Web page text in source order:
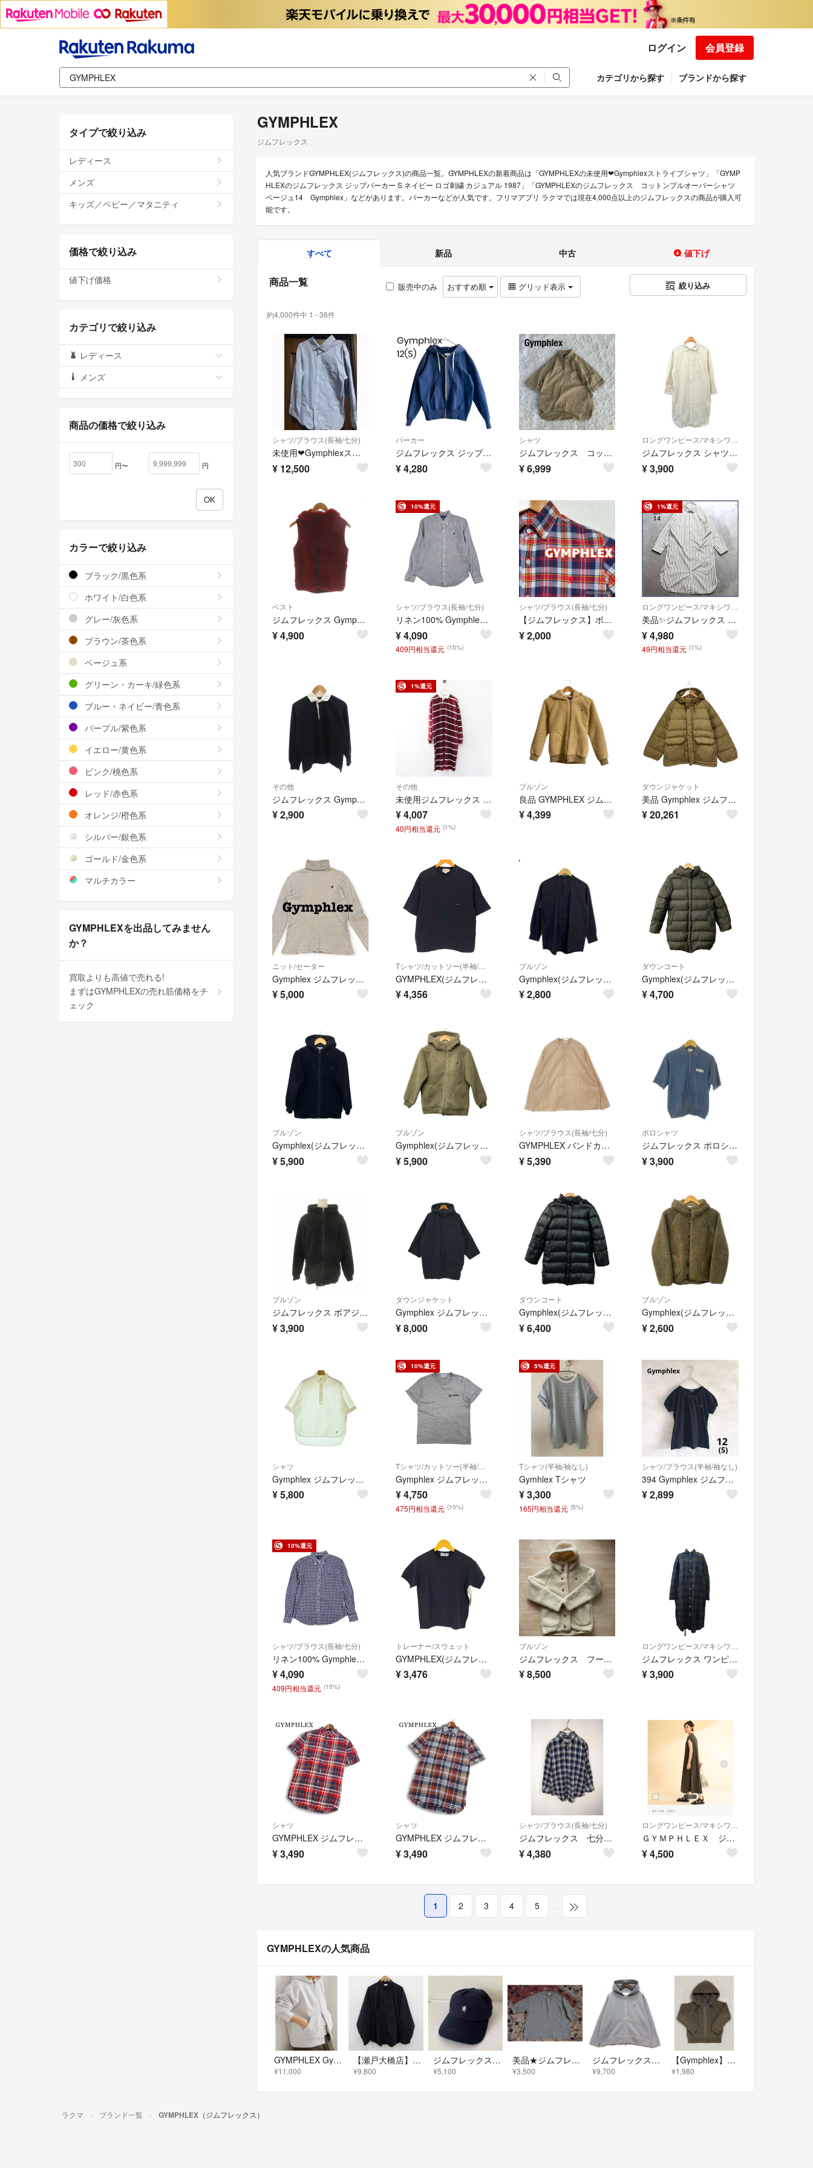
ログイン 会員登録
カテゴリから探す ブランドから探す
GYMPHLEX
ジムフレックス
人気ブランドGYMPHLEX(ジムフレックス)の商品一覧。GYMPHLEXの新着商品は「GYMPHLEXの未使用❤︎Gymphlexストライプシャツ」「GYMP
HLEXのジムフレックス ジップパーカー S ネイビー ロゴ刺繍 カジュアル 1987」「GYMPHLEXのジムフレックス コットンプルオーバーシャツ
ベージュ14 Gymphlex」などがあります。パーカーなどが人気です。フリマアプリ ラクマでは現在4,000点以上のジムフレックスの商品が購入可
能です。
すべて 新品 中古 値下げ
商品一覧 販売中のみ おすすめ順 グリッド表示 絞り込み
約4,000件中 1 - 36件
シャツ/ブラウス(長袖/七分)
未使用❤︎Gymphlexストライプシャツ
¥ 12,500
パーカー
ジムフレックス ジップパーカー S ネイビー ロゴ刺繍 カジュアル 1987
¥4,280
シャツ
ジムフレックス コットンプルオーバーシャツ ベージュ14 Gymphlex
¥6,999
ロングワンピース/マキシワンピース
ジムフレックス シャツ ワンピース 長袖 ロング コットン ストライプ 12
¥3,900
ベスト
ジムフレックス Gymphlex ボアベスト 12 赤 レッド フード付き
¥4,900
10%還元
シャツ/ブラウス(長袖/七分)
リネン100% Gymphlex ジムフレックス ストライプ BD ボタンダウン 長袖 シャツ ブラウス サイズ 14 /ホワイト×グレー系 レディース
¥4,090
409円相当還元 (10%)
シャツ/ブラウス(長袖/七分)
【ジムフレックス】ボタンダウン チェック 長袖シャツ、S〜M相当、紺、白、赤、黄
¥2,000
1%還元
美品✨ジムフレックス ストライプ シャツワンピース 14 LC刺繍 ロング
¥4,980
49円相当還元 (1%)
その他
ジムフレックス Gymphlex ポロトレーナー 14 紺 ネイビー 無地
¥2,900
1%還元
その他
未使用ジムフレックス Gymphlex ラガーシャツワンピース12 ボルドー×ホワイト∥コットン 長袖 ポロシャツ ロゴ【2400015083667】
¥4,007
40円相当還元 (1%)
ブルゾン
良品 GYMPHLEX ジムフレックス フーデッド ボアジャケット サイズ16 ベージュ レディース 古着 中古 USED
¥4,399
ダウンジャケット
美品 Gymphlex ジムフレックス ホワイトグースダウン フードジャケット サイズ12 カーキブラウン レディース 古着 中古 USED
¥20,261
ニット/セーター
Gymphlex ジムフレックス タートルネック 杢グレー グリフィン刺繍 Ｍ
¥5,000
Tシャツ/カットソー(半袖/袖なし)
GYMPHLEX(ジムフレックス) メンズ トップス Tシャツ・カットソー
¥4,356
ブルゾン
Gymphlex(ジムフレックス) ブルゾン サイズ12 L レディース インサレーション バンドカラー シャツ GY-B0011 黒 長袖/中綿/春/秋
¥2,800
ダウンコート
Gymphlex(ジムフレックス) ダウンコート サイズ16 XL レディース - ダークグレーベージュ 長袖/ジップアップ/冬
¥4,700
ブルゾン
Gymphlex(ジムフレックス) ブルゾン サイズ14 XL レディース ネイビー ボア/冬物
¥5,900
ブルゾン
Gymphlex(ジムフレックス) ブルゾン サイズ14 XL レディース美品 カーキ ボア/冬物
¥5,900
シャツ/ブラウス(長袖/七分)
GYMPHLEX バンドカラーショートシャツ ストライプ ブラウス シャツ ベージュ ホワイト レディース ジムフレックス【中古】6-0719M∞
¥5,390
ポロシャツ
ジムフレックス ポロシャツ M 青 ブルー ハーフジップ 半袖 /AO29
¥3,900
ブルゾン
ジムフレックス ボアジャケット 上着 14 黒 フード付き ジップアップ 長袖
¥3,900
ダウンジャケット
Gymphlex ジムフレックス ダウンジャケット/ダウンベスト M 紺 【古着】【中古】【送料無料】
¥8,000
ダウンコート
Gymphlex(ジムフレックス) ダウンコート レディース - 黒 長袖/冬
¥6,400
ブルゾン
Gymphlex(ジムフレックス) ブルゾン サイズ16 XL レディース - カーキ 長袖/ボア/冬
¥2,600
シャツ
Gymphlex ジムフレックス カジュアルシャツ S 白 【古着】【中古】【送料無料】
¥5,800
10%還元
Tシャツ/カットソー(半袖/袖なし)
Gymphlex ジムフレックス ワンポイント 刺繍 半袖 Tシャツ サイズ M /グレー系 メンズ カジュアル
¥4,750
475円相当還元 (10%)
5%還元
Tシャツ(半袖/袖なし)
Gymhlex Tシャツ
¥3,300
165円相当還元 (5%)
シャツ/ブラウス(半袖/袖なし)
394 Gymphlex ジムフレックス 半袖Tシャツ パフスリーブ S 黒T
¥2,899
10%還元
シャツ/ブラウス(長袖/七分)
リネン100% Gymphlex ジムフレックス ギンガムチェック BD ボタンダウン 長袖 シャツ ブラウス サイズ 14/ブルー系 レディース
¥4,090
409円相当還元 (10%)
トレーナー/スウェット
GYMPHLEX(ジムフレックス) S/S ラグランスウェット レディース
¥3,476
ブルゾン
ジムフレックス フード付きボアジャケット M
¥8,500
ジムフレックス ワンピース 14 紺 ネイビー 緑 グリーン 茶 ブラウン
¥3,900
シャツ
GYMPHLEX ジムフレックス 春夏★ 半袖 チェック ロゴ刺繍 ボタンダウン シャツ 日本製 Sz.L メンズ
¥3,490
シャツ
GYMPHLEX ジムフレックス 春夏★ 半袖 ボタンダウン チェック柄 ロゴ刺繍 シャツ 日本製 Sz.L メンズ
¥3,490
シャツ/ブラウス(長袖/七分)
ジムフレックス 七分袖シャツ レディースM チェック柄 刺繍ロゴ
¥4,380
ロングワンピース/マキシワンピース
ＧＹＭＰＨＬＥＸ ジムフレックス １９０６ ノースリーブ ワンピース
¥4,500
1 2 3 4 5 …
GYMPHLEXの人気商品
GYMPHLEX Gymphlex ZIP HOODED JACKET
¥11,000
【瀬戸大橋店】 中古 GYMPHLEX | ジムフレックス 長袖シャツ GY-B0375 DNT ネイビー サイズ：L 【99】
¥9,800
ジムフレックス コットンチノ 6パネルキャップ ネイビー
¥5,100
美品★ジムフレックス*gymphlex*使える・コットン・プルオーバー♪12♪
¥3,500
ジムフレックス 2025AW ダンボールニット スウェット パーカー L 超美品
¥9,700
【Gymphlex】ボアフリースパーカー キッズ L ブラウン ダブルジップ
¥1,980
タイプで絞り込み
レディース
メンズ
キッズ／ベビー／マタニティ
価格で絞り込み
値下げ価格
カテゴリで絞り込み
レディース
メンズ
商品の価格で絞り込み
円〜 円
カラーで絞り込み
ブラック/黒色系
ホワイト/白色系
グレー/灰色系
ブラウン/茶色系
ベージュ系
グリーン・カーキ/緑色系
ブルー・ネイビー/青色系
パープル/紫色系
イエロー/黄色系
ピンク/桃色系
レッド/赤色系
オレンジ/橙色系
シルバー/銀色系
ゴールド/金色系
マルチカラー
GYMPHLEXを出品してみません
か？
買取よりも高値で売れる!
まずはGYMPHLEXの売れ筋価格をチ
ェック
ラクマ ブランド一覧 GYMPHLEX（ジムフレックス）